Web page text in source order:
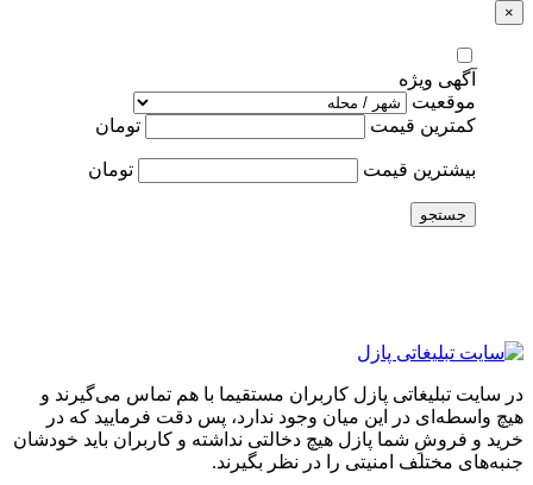
×
آگهی ویژه
موقعیت
کمترین قیمت
تومان
بیشترین قیمت تومان
جستجو
در سایت تبلیغاتی پازل کاربران مستقیما با هم تماس می‌گیرند و
هیچ واسطه‌ای در این میان وجود ندارد، پس دقت فرمایید که در
خرید و فروشِ شما پازل هیچ دخالتی نداشته و کاربران باید خودشان
جنبه‌های مختلف امنیتی را در نظر بگیرند.